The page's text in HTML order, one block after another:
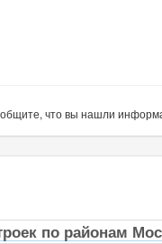
что вы нашли
по районам